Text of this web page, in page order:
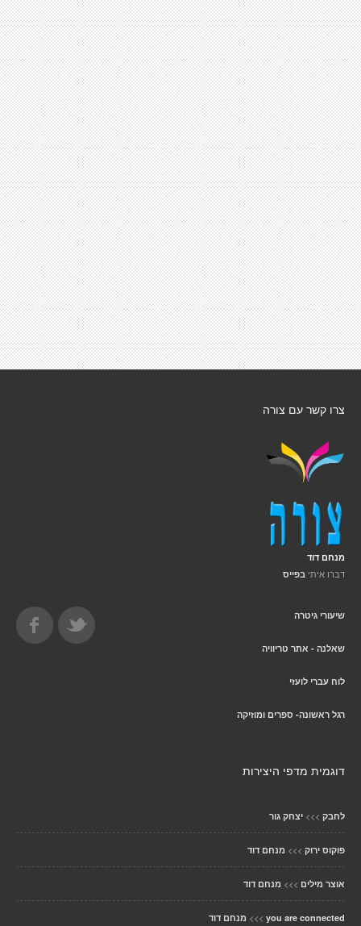
צרו קשר עם צורה
מנחם דוד
דברו איתי בפייס
שיעורי גיטרה
שאלנה - אתר טריוויה
לוח עברי לועזי
רגל ראשונה- ספרים ומוזיקה
דוגמית מדפי היצירות
לחבק >>> יצחק גור
פוקוס ירוק >>> מנחם דוד
אוצר מילים >>> מנחם דוד
you are connected
>>> מנחם דוד